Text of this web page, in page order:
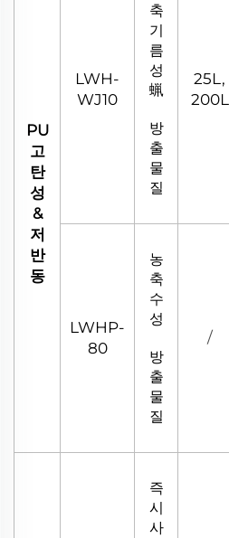
PU
고
탄
성
&
저
반
동
LWH-
WJ10
축
기
름
성
蝋
방
출
물
질
25L,
200L
LWHP-
80
농
축
수
성
방
출
물
질
/
즉
시
사